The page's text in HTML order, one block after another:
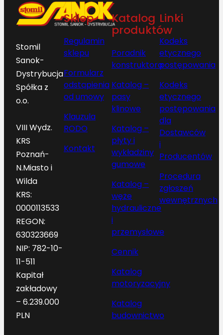
Stomil
Sanok-
Dystrybucja
Spółka z
o.o.
VIII Wydz.
KRS
Poznań-
N.Miasto i
Wilda
KRS:
0000113533
REGON:
630323669
NIP: 782-10-
11-511
Kapitał
zakładowy
– 6.239.000
PLN
Sklep
Regulamin
sklepu
Formularz
odstąpienia
od umowy
Klauzula
RODO
Kontakt
Katalog
produktów
Poradnik
konstruktora
Katalog –
pasy
klinowe
Katalog –
płyty i
wykładziny
gumowe
Katalog –
węże
hydrauliczne
i
przemysłowe
Cennik
Katalog
motoryzacyjny
Katalog
budownictwo
Linki
Kodeks
etycznego
postępowania
Kodeks
etycznego
postępowania
dla
Dostawców
i
Producentów
Procedura
zgłoszeń
wewnętrznych